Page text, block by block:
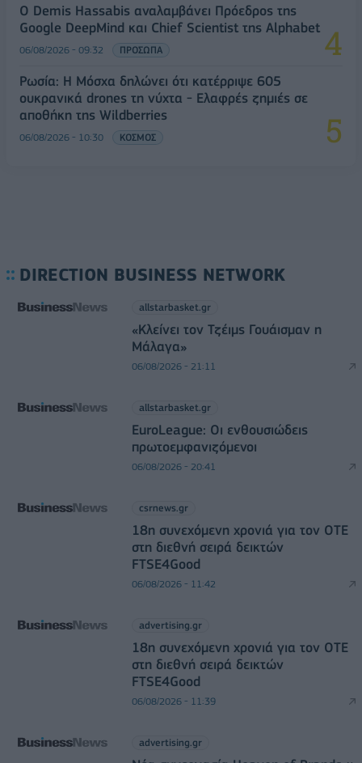
Ο Demis Hassabis αναλαμβάνει Πρόεδρος της
Google DeepMind και Chief Scientist της Alphabet
06/08/2026 - 09:32 ΠΡΟΣΩΠΑ
Ρωσία: Η Μόσχα δηλώνει ότι κατέρριψε 605
ουκρανικά drones τη νύχτα - Ελαφρές ζημιές σε
αποθήκη της Wildberries
06/08/2026 - 10:30 ΚΟΣΜΟΣ
DIRECTION BUSINESS NETWORK
allstarbasket.gr
«Κλείνει τον Τζέιμς Γουάισμαν η
Μάλαγα»
06/08/2026 - 21:11
allstarbasket.gr
EuroLeague: Οι ενθουσιώδεις
πρωτοεμφανιζόμενοι
06/08/2026 - 20:41
csrnews.gr
18η συνεχόμενη χρονιά για τον ΟΤΕ
στη διεθνή σειρά δεικτών
FTSE4Good
06/08/2026 - 11:42
advertising.gr
18η συνεχόμενη χρονιά για τον ΟΤΕ
στη διεθνή σειρά δεικτών
FTSE4Good
06/08/2026 - 11:39
advertising.gr